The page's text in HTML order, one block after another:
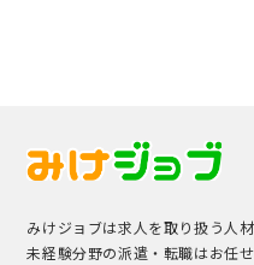
みけジョブは求人を取り扱う人材
未経験分野の派遣・転職はお任